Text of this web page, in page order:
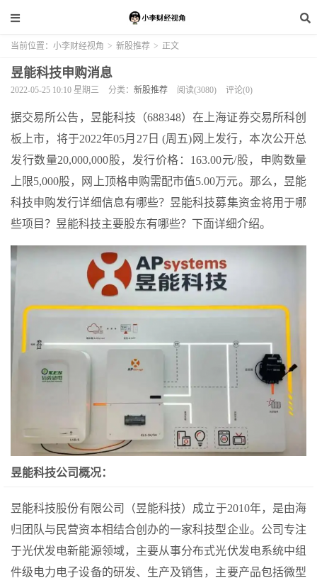
当前位置： 小李财经视角 > 新股推荐 > 正文
昱能科技申购消息
2022-05-25 10:10 星期三 分类： 新股推荐 阅读(3080) 评论(0)
据交易所公告，昱能科技（688348）在上海证券交易所科创
板上市，将于2022年05月27日 (周五)网上发行，本次公开总
发行数量20,000,000股，发行价格：163.00元/股，申购数量
上限5,000股，网上顶格申购需配市值5.00万元。那么，昱能
科技申购发行详细信息有哪些？昱能科技募集资金将用于哪
些项目？昱能科技主要股东有哪些？下面详细介绍。
昱能科技公司概况：
昱能科技股份有限公司（昱能科技）成立于2010年，是由海
归团队与民营资本相结合创办的一家科技型企业。公司专注
于光伏发电新能源领域，主要从事分布式光伏发电系统中组
件级电力电子设备的研发、生产及销售，主要产品包括微型